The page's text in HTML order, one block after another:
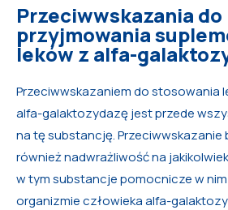
Przeciwwskazania do
przyjmowania
leków z alfa-
Przeciwwskazaniem do stosowania
alfa-galaktozydazę jest przede
na tę substancję.
również nadwrażliwość na
w tym substancje pomocnicze w
organizmie człowieka alfa-